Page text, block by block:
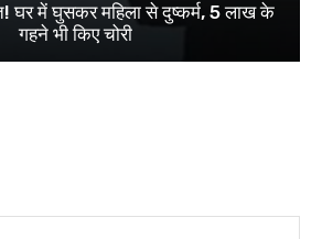
घर में घुसकर महिला से दुष्कर्म, 5 लाख के
गहने भी किए चोरी